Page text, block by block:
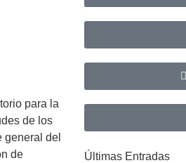
para la
de los
general del
de
Últimas Entradas